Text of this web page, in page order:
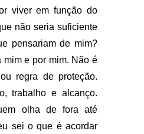
viver em função do
não seria suficiente
pensariam de mim?
mim e por mim. Não é
regra de proteção.
trabalho e alcanço.
olha de fora até
sei o que é acordar